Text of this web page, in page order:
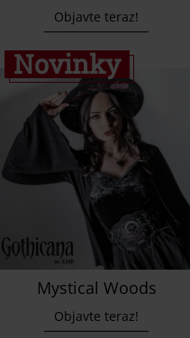
Objavte teraz!
Novinky
Mystical Woods
Objavte teraz!